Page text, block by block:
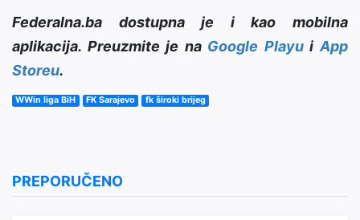
Federalna.ba dostupna je i kao mobilna
aplikacija. Preuzmite je na Google PlayuiApp
Storeu.
WWin liga BiH FK Sarajevo fk široki brijeg
PREPORUČENO